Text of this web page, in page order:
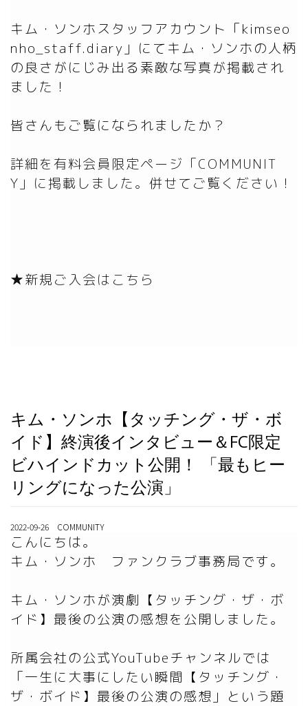
キム・ソンホスタッフアカウント「kimseo
nho_staff.diary」にてキム・ソンホの人柄
の良さがにじみ出る素敵な写真が掲載され
ました！
詳細を有料会員限定ページ「COMMUNIT
Y」に掲載しました。併せてご覧ください！
★新規ご入会はこちら
キム・ソンホ【タッチング・ザ・ボ
イド】終演後インタビュー＆FC限定
ビハインドカット公開！ 「最もヒー
リングになった公演」
2022-09-26 COMMUNITY
こんにちは。
キム・ソンホ　ファンクラブ事務局です。
キム・ソンホが演劇【タッチング・ザ・ボ
イド】最後の公演の感想を公開しました。
所属会社の公式YouTubeチャンネルでは
「一生に大事にしたい瞬間【タッチング・
ザ・ボイド】最後の公演の感想」という題